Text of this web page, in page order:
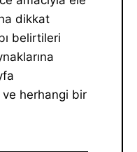
dikkat
belirtileri
ve herhangi bir